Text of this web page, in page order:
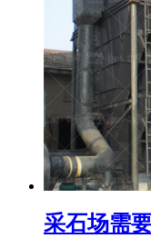
采石场需